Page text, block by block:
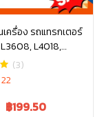
ครื่อง รถแทรกเตอร์
L4018,
L5018, M6040
(3)
Current
฿199.50
หยิบใส่ตะกร้า